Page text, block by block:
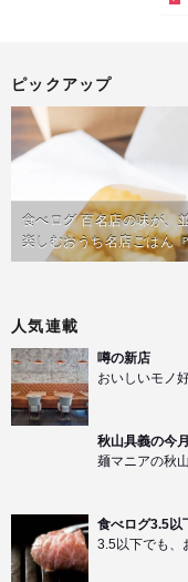
ピックアップ
食べログ 百名店の味が、
楽しむおうち名店ごはん
人気連載
噂の新店
おいしいモノ
秋山具義の今
麺マニアの秋
食べログ3.5以
3.5以下でも、